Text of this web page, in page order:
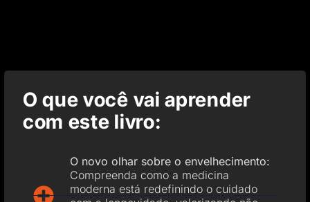
O que você vai aprender
com este livro:
O novo olhar sobre o envelhecimento:
Compreenda como a medicina
moderna está redefinindo o cuidado